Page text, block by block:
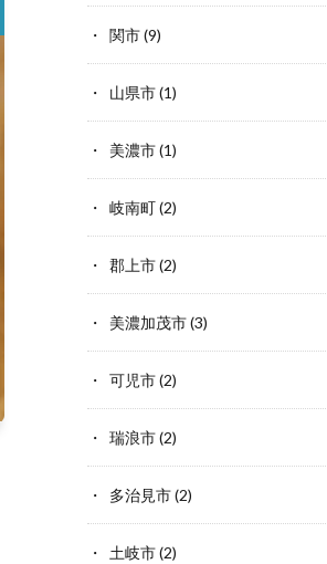
関市(9)
山県市(1)
美濃市(1)
岐南町(2)
郡上市(2)
美濃加茂市(3)
可児市(2)
瑞浪市(2)
多治見市(2)
土岐市(2)